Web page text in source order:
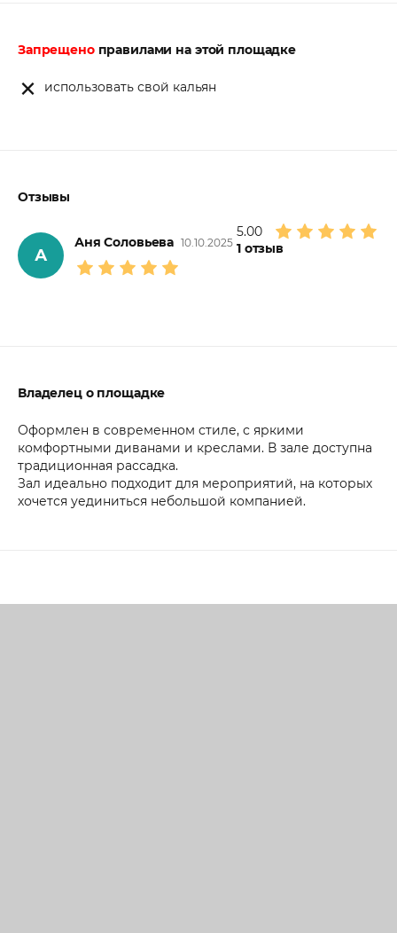
Запрещеноправилами на этой площадке
использовать свой кальян
Отзывы
5.00
1отзыв
А
Аня Соловьева 10.10.2025
Владелец о площадке
Оформлен в современном стиле, с яркими
комфортными диванами и креслами. В зале доступна
традиционная рассадка.
Зал идеально подходит для мероприятий, на которых
хочется уединиться небольшой компанией.